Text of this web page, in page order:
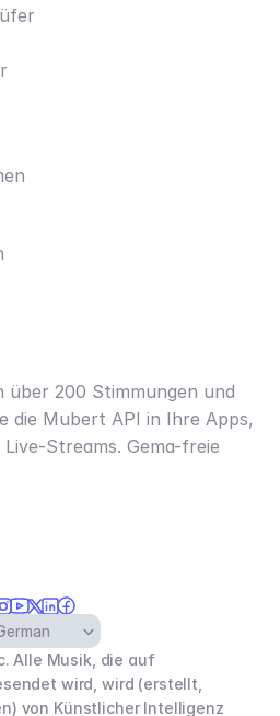
über 200 Stimmungen und
die Mubert API in Ihre Apps,
Streams. Gema-freie
Language
Alle Musik, die auf
wird, wird (erstellt,
von Künstlicher Intelligenz